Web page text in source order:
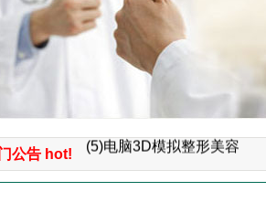
公告 hot!
(6）微创重睑（双眼皮）小
(5)电脑3D模拟整形美容
(4)微创童颜面部提升手术